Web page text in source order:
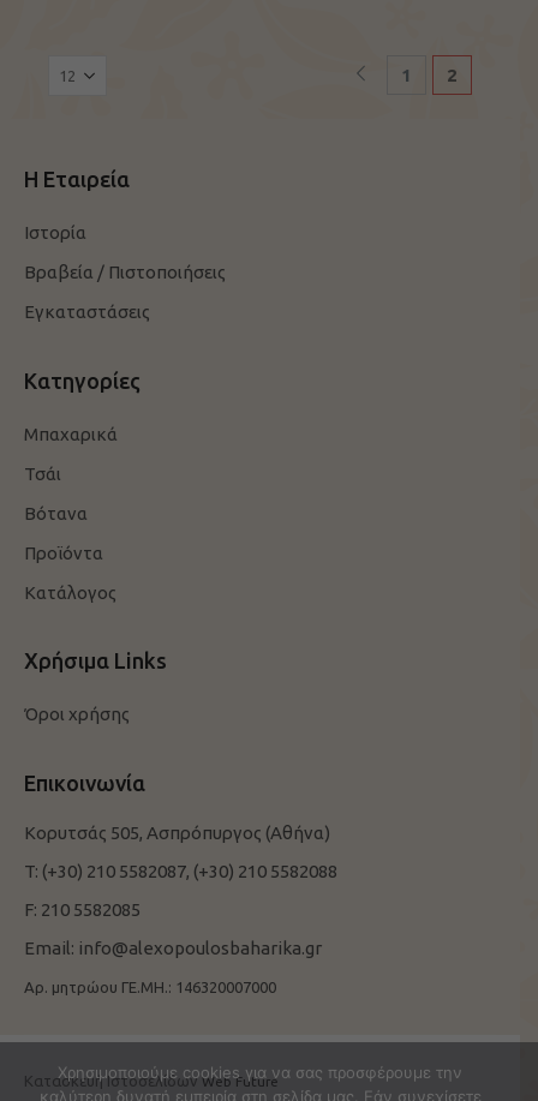
1 2
Η Εταιρεία
Ιστορία
Βραβεία / Πιστοποιήσεις
Εγκαταστάσεις
Κατηγορίες
Μπαχαρικά
Τσάι
Βότανα
Προϊόντα
Κατάλογος
Χρήσιμα Links
Όροι χρήσης
Επικοινωνία
Κορυτσάς 505, Ασπρόπυργος (Αθήνα)
T: (+30) 210 5582087, (+30) 210 5582088
F: 210 5582085
Email: info@alexopoulosbaharika.gr
Αρ. μητρώου ΓΕ.ΜΗ.: 146320007000
Κατασκευή ΙστοσελίδωνWeb Future
Χρησιμοποιούμε cookies για να σας προσφέρουμε την
καλύτερη δυνατή εμπειρία στη σελίδα μας. Εάν συνεχίσετε